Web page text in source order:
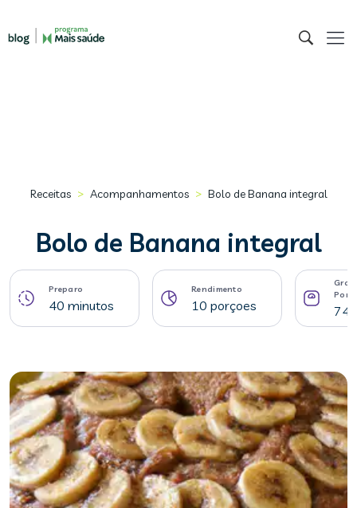
Receitas > Acompanhamentos > Bolo de Banana integral
Bolo de Banana integral
Preparo
40 minutos
Rendimento
10 porçoes 74